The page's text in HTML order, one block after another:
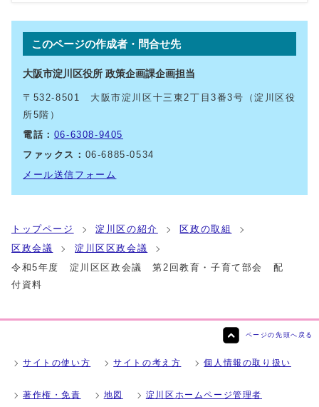
このページの作成者・問合せ先
大阪市淀川区役所 政策企画課企画担当
〒532-8501 大阪市淀川区十三東2丁目3番3号（淀川区役
所5階）
電話： 06-6308-9405
ファックス： 06-6885-0534
メール送信フォーム
トップページ 淀川区の紹介
区政の取組
区政会議
淀川区区政会議
令和5年度 淀川区区政会議 第2回教育・子育て部会 配
付資料
ページの先頭へ戻る
サイトの使い方 サイトの考え方 個人情報の取り扱い
著作権・免責 地図 淀川区ホームページ管理者